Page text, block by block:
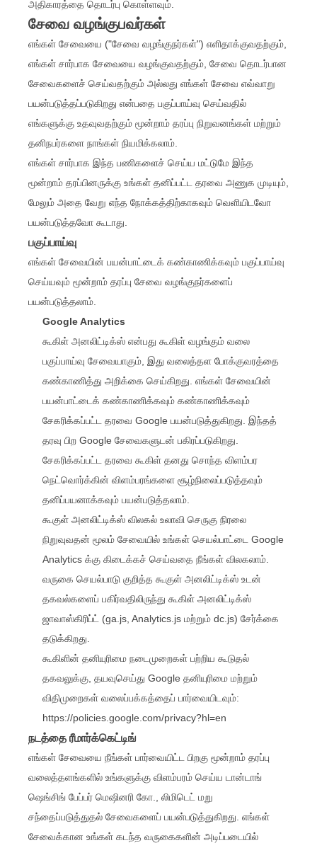
அதிகாரத்தை தொடர்பு கொள்ளவும்.
சேவை வழங்குபவர்கள்
எங்கள் சேவையை ("சேவை வழங்குநர்கள்") எளிதாக்குவதற்கும்,
எங்கள் சார்பாக சேவையை வழங்குவதற்கும், சேவை தொடர்பான
சேவைகளைச் செய்வதற்கும் அல்லது எங்கள் சேவை எவ்வாறு
பயன்படுத்தப்படுகிறது என்பதை பகுப்பாய்வு செய்வதில்
எங்களுக்கு உதவுவதற்கும் மூன்றாம் தரப்பு நிறுவனங்கள் மற்றும்
தனிநபர்களை நாங்கள் நியமிக்கலாம்.
எங்கள் சார்பாக இந்த பணிகளைச் செய்ய மட்டுமே இந்த
மூன்றாம் தரப்பினருக்கு உங்கள் தனிப்பட்ட தரவை அணுக முடியும்,
மேலும் அதை வேறு எந்த நோக்கத்திற்காகவும் வெளியிடவோ
பயன்படுத்தவோ கூடாது.
பகுப்பாய்வு
எங்கள் சேவையின் பயன்பாட்டைக் கண்காணிக்கவும் பகுப்பாய்வு
செய்யவும் மூன்றாம் தரப்பு சேவை வழங்குநர்களைப்
பயன்படுத்தலாம்.
Google Analytics
கூகிள் அனலிட்டிக்ஸ் என்பது கூகிள் வழங்கும் வலை
பகுப்பாய்வு சேவையாகும், இது வலைத்தள போக்குவரத்தை
கண்காணித்து அறிக்கை செய்கிறது. எங்கள் சேவையின்
பயன்பாட்டைக் கண்காணிக்கவும் கண்காணிக்கவும்
சேகரிக்கப்பட்ட தரவை Google பயன்படுத்துகிறது. இந்தத்
தரவு பிற Google சேவைகளுடன் பகிரப்படுகிறது.
சேகரிக்கப்பட்ட தரவை கூகிள் தனது சொந்த விளம்பர
நெட்வொர்க்கின் விளம்பரங்களை சூழ்நிலைப்படுத்தவும்
தனிப்பயனாக்கவும் பயன்படுத்தலாம்.
கூகுள் அனலிட்டிக்ஸ் விலகல் உலாவி செருகு நிரலை
நிறுவுவதன் மூலம் சேவையில் உங்கள் செயல்பாட்டை Google
Analytics க்கு கிடைக்கச் செய்வதை நீங்கள் விலகலாம்.
வருகை செயல்பாடு குறித்த கூகுள் அனலிட்டிக்ஸ் உடன்
தகவல்களைப் பகிர்வதிலிருந்து கூகிள் அனலிட்டிக்ஸ்
ஜாவாஸ்கிரிப்ட் (ga.js, Analytics.js மற்றும் dc.js) சேர்க்கை
தடுக்கிறது.
கூகிளின் தனியுரிமை நடைமுறைகள் பற்றிய கூடுதல்
தகவலுக்கு, தயவுசெய்து Google தனியுரிமை மற்றும்
விதிமுறைகள் வலைப்பக்கத்தைப் பார்வையிடவும்:
https://policies.google.com/privacy?hl=en
நடத்தை ரீமார்க்கெட்டிங்
எங்கள் சேவையை நீங்கள் பார்வையிட்ட பிறகு மூன்றாம் தரப்பு
வலைத்தளங்களில் உங்களுக்கு விளம்பரம் செய்ய டான்டாங்
ஷெங்சிங் பேப்பர் மெஷினரி கோ., லிமிடெட் மறு
சந்தைப்படுத்துதல் சேவைகளைப் பயன்படுத்துகிறது. எங்கள்
சேவைக்கான உங்கள் கடந்த வருகைகளின் அடிப்படையில்